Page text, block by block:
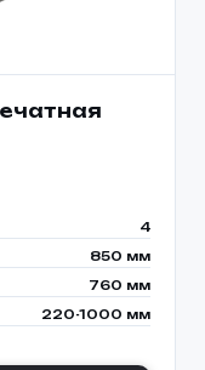
4
850 мм
760 мм
220-1000 мм